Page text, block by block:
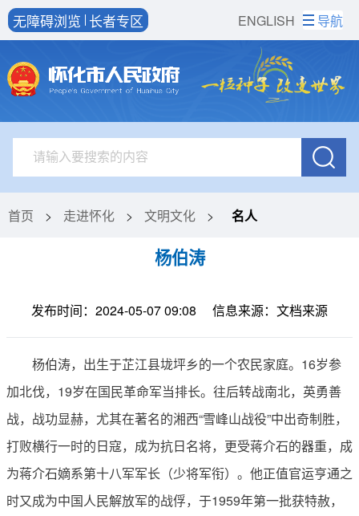
ENGLISH
无障碍浏览 长者专区 导航
首页 > 走进怀化 > 文明文化 > 名人
杨伯涛
发布时间：2024-05-07 09:08 信息来源：文档来源
杨伯涛，出生于芷江县垅坪乡的一个农民家庭。16岁参
加北伐，19岁在国民革命军当排长。往后转战南北，英勇善
战，战功显赫，尤其在著名的湘西“雪峰山战役”中出奇制胜，
打败横行一时的日寇，成为抗日名将，更受蒋介石的器重，成
为蒋介石嫡系第十八军军长（少将军衔）。他正值官运亨通之
时又成为中国人民解放军的战俘，于1959年第一批获特赦，